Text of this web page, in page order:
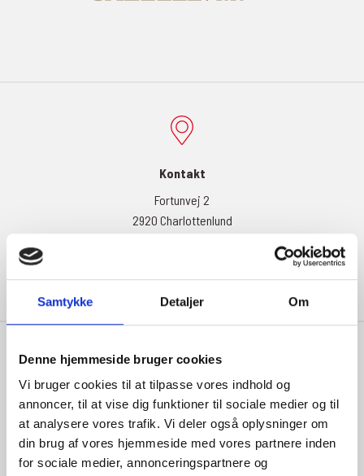
Samtykke Detaljer Om
Denne hjemmeside bruger cookies
Vi bruger cookies til at tilpasse vores indhold og
annoncer, til at vise dig funktioner til sociale medier og til
at analysere vores trafik. Vi deler også oplysninger om
din brug af vores hjemmeside med vores partnere inden
for sociale medier, annonceringspartnere og
Kontakt
Fortunvej 2
2920 Charlottenlund
info@dahdk.com
Åbningstider
Mandag:
8:00-16:30
Tirsdag:
8:00-16:30